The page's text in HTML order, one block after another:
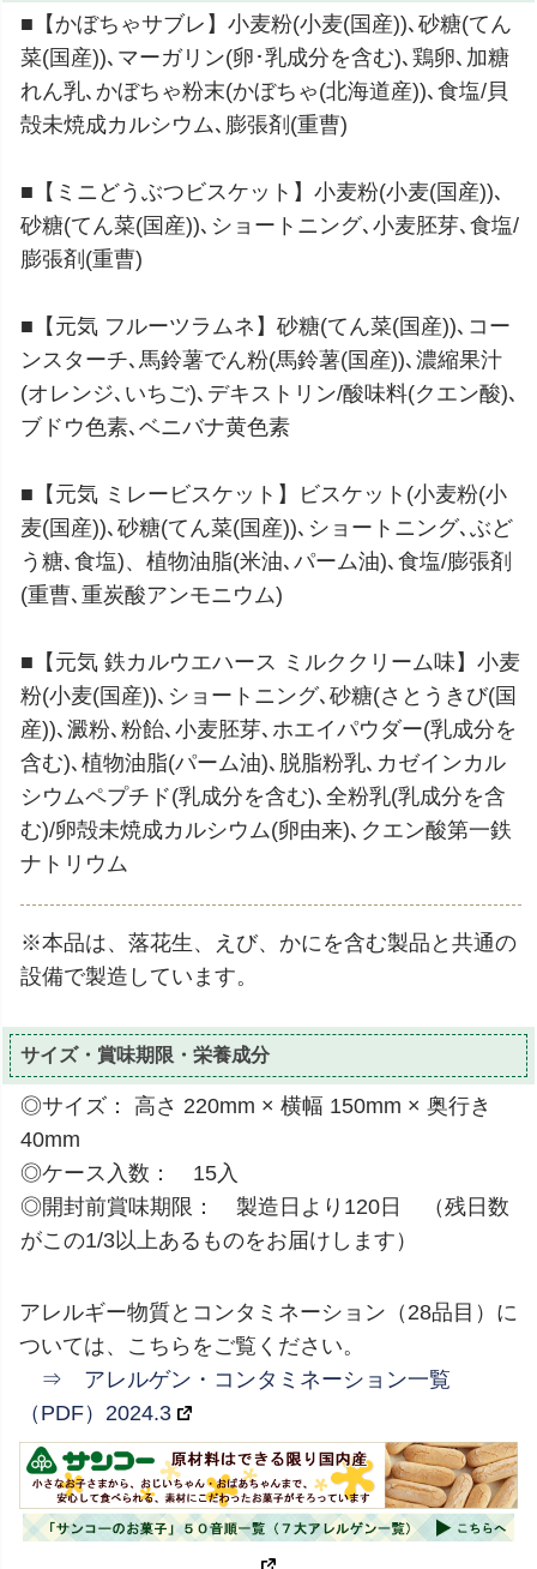
■【かぼちゃサブレ】小麦粉(小麦(国産))､砂糖(てん
菜(国産))､マーガリン(卵･乳成分を含む)､鶏卵､加糖
れん乳､かぼちゃ粉末(かぼちゃ(北海道産))､食塩/貝
殻未焼成カルシウム､膨張剤(重曹)
■【ミニどうぶつビスケット】小麦粉(小麦(国産))､
砂糖(てん菜(国産))､ショートニング､小麦胚芽､食塩/
膨張剤(重曹)
■【元気 フルーツラムネ】砂糖(てん菜(国産))､コー
ンスターチ､馬鈴薯でん粉(馬鈴薯(国産))､濃縮果汁
(オレンジ､いちご)､デキストリン/酸味料(クエン酸)､
ブドウ色素､ベニバナ黄色素
■【元気 ミレービスケット】ビスケット(小麦粉(小
麦(国産))､砂糖(てん菜(国産))､ショートニング､ぶど
う糖､食塩)、植物油脂(米油､パーム油)､食塩/膨張剤
(重曹､重炭酸アンモニウム)
■【元気 鉄カルウエハース ミルククリーム味】小麦
粉(小麦(国産))､ショートニング､砂糖(さとうきび(国
産))､澱粉､粉飴､小麦胚芽､ホエイパウダー(乳成分を
含む)､植物油脂(パーム油)､脱脂粉乳､カゼインカル
シウムペプチド(乳成分を含む)､全粉乳(乳成分を含
む)/卵殻未焼成カルシウム(卵由来)､クエン酸第一鉄
ナトリウム
※本品は、落花生、えび、かにを含む製品と共通の
設備で製造しています。
サイズ・賞味期限・栄養成分
◎サイズ： 高さ 220mm × 横幅 150mm × 奥行き
40mm
◎ケース入数： 15入
◎開封前賞味期限： 製造日より120日 （残日数
がこの1/3以上あるものをお届けします）
アレルギー物質とコンタミネーション（28品目）に
ついては、こちらをご覧ください。
⇒ アレルゲン・コンタミネーション一覧
（PDF）2024.3